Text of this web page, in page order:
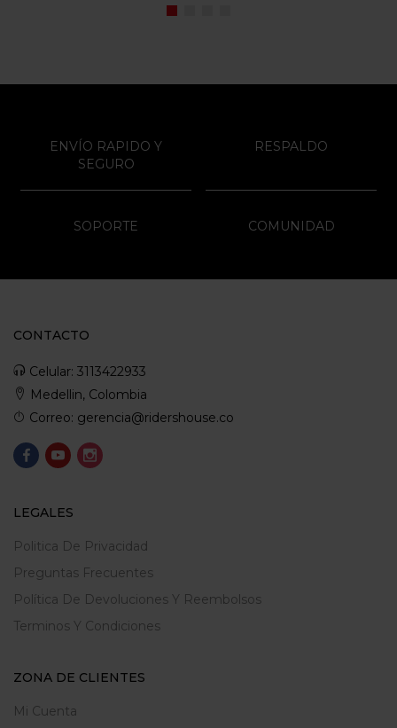
ENVÍO RAPIDO Y
SEGURO
RESPALDO
SOPORTE COMUNIDAD
CONTACTO
Celular: 3113422933
Medellin, Colombia
Correo: gerencia@ridershouse.co
LEGALES
Politica De Privacidad
Preguntas Frecuentes
Política De Devoluciones Y Reembolsos
Terminos Y Condiciones
ZONA DE CLIENTES
Mi Cuenta